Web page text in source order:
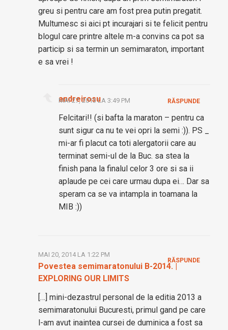
greu si pentru care am fost prea putin pregatit.
Multumesc si aici pt incurajari si te felicit pentru
blogul care printre altele m-a convins ca pot sa
particip si sa termin un semimaraton, important
e sa vrei !
andreirosu
MAI 27, 2013 LA 3:49 PM
Felcitari!! (si bafta la maraton – pentru ca
sunt sigur ca nu te vei opri la semi :)). PS _
mi-ar fi placut ca toti alergatorii care au
terminat semi-ul de la Buc. sa stea la
finish pana la finalul celor 3 ore si sa ii
aplaude pe cei care urmau dupa ei… Dar sa
speram ca se va intampla in toamana la
MIB :))
RĂSPUNDE
Povestea semimaratonului B-2014. |
EXPLORING OUR LIMITS
MAI 20, 2014 LA 1:22 PM
[…] mini-dezastrul personal de la editia 2013 a
semimaratonului Bucuresti, primul gand pe care
l-am avut inaintea cursei de duminica a fost sa
RĂSPUNDE